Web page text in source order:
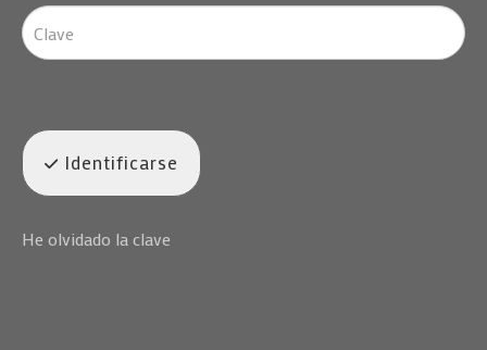
Identificarse
He olvidado la clave